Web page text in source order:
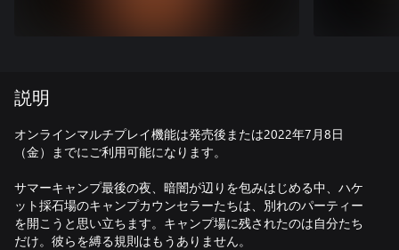
説明
オンラインマルチプレイ機能は発売後または2022年7月8日
（金）までにご利用可能になります。
サマーキャンプ最後の夜、暗闇が辺りを包みはじめる中、ハケ
ット採石場のキャンプカウンセラーたちは、別れのパーティー
を開こうと思い立ちます。キャンプ場に残されたのは自分たち
だけ。彼らを縛る規則はもうありません。